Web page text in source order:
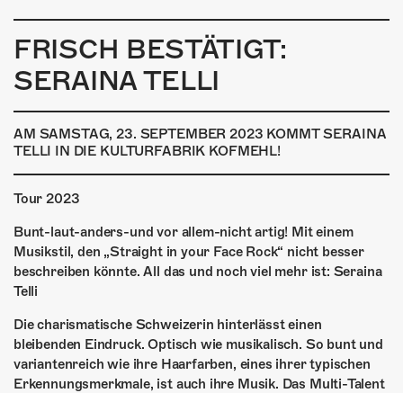
INFOS
KONTAKT
ÜBER UNS
GÖNNEREI
SHOP
MITMACHEN
FRISCH BESTÄTIGT:
SERAINA TELLI
AM SAMSTAG, 23. SEPTEMBER 2023 KOMMT SERAINA
TELLI IN DIE KULTURFABRIK KOFMEHL!
Tour 2023
Bunt-laut-anders-und vor allem-nicht artig! Mit einem
Musikstil, den „Straight in your Face Rock“ nicht besser
beschreiben könnte. All das und noch viel mehr ist: Seraina
Telli
Die charismatische Schweizerin hinterlässt einen
bleibenden Eindruck. Optisch wie musikalisch. So bunt und
variantenreich wie ihre Haarfarben, eines ihrer typischen
Erkennungsmerkmale, ist auch ihre Musik. Das Multi-Talent